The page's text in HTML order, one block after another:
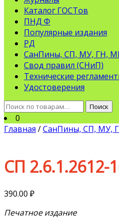
Каталог ГОСТов
ПНД Ф
Популярные издания
РД
СанПины, СП, МУ, ГН,
Свод правил (СНиП)
Технические
Удостоверения
Искать:
Поиск
0
Главная /СанПины, СП, МУ,
СП 2.6.1.2612-
390.00 ₽
Печатное издание